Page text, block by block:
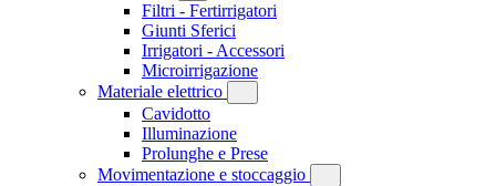
Filtri - Fertirrigatori
Giunti Sferici
Irrigatori - Accessori
Microirrigazione
Materiale elettrico
Cavidotto
Illuminazione
Prolunghe e Prese
Movimentazione e stoccaggio